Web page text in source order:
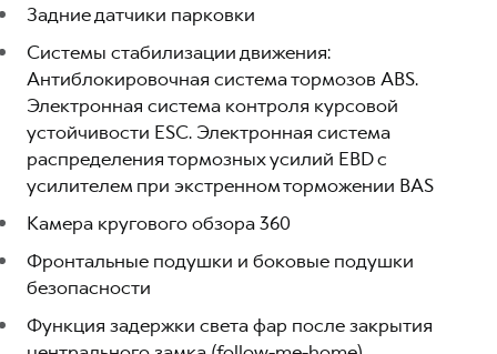
Задние датчики парковки
Системы стабилизации движения:
Антиблокировочная система тормозов ABS.
Электронная система контроля курсовой
устойчивости ESC. Электронная система
распределения тормозных усилий EBD с
усилителем при экстренном торможении BAS
Камера кругового обзора 360
Фронтальные подушки и боковые подушки
безопасности
Функция задержки света фар после закрытия